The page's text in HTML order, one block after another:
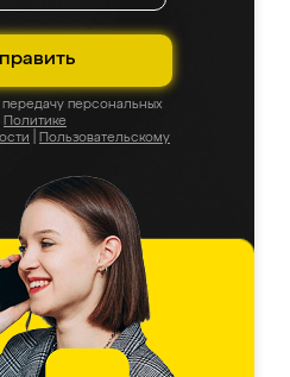
персональных
Политике
Пользовательскому